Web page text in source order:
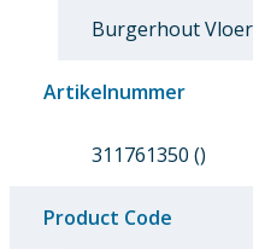
Burgerhout
Artikelnummer
311761350 ()
Product Code